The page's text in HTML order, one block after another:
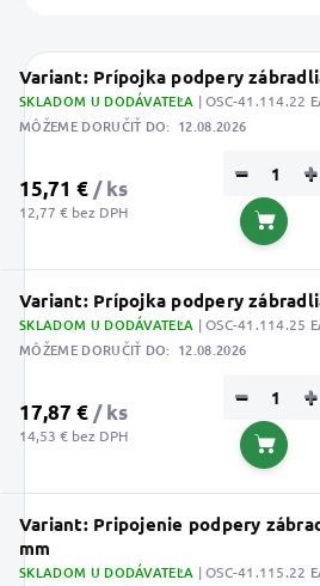
Variant: Prípojka podpery
SKLADOM U DODÁVATEĽA | OSC-41.114.22
MÔŽEME DORUČIŤ DO: 12.08.2026
15,71 € / ks
12,77 € bez DPH
+
−
Do
Variant: Prípojka podpery
SKLADOM U DODÁVATEĽA | OSC-41.114.25
MÔŽEME DORUČIŤ DO: 12.08.2026
17,87 € / ks
14,53 € bez DPH
+
−
Do
Variant: Pripojenie podpery
mm
SKLADOM U DODÁVATEĽA | OSC-41.115.22